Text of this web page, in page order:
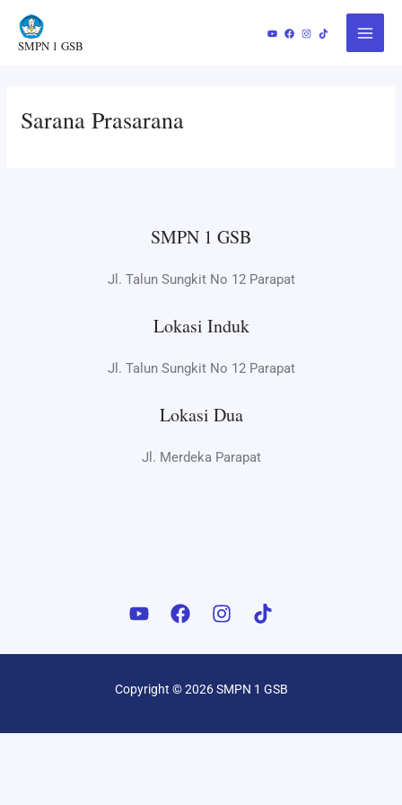
kontenSMPN 1 GSB
Main
Menu
Sarana Prasarana
SMPN 1 GSB
Jl. Talun Sungkit No 12 Parapat
Lokasi Induk
Jl. Talun Sungkit No 12 Parapat
Lokasi Dua
Jl. Merdeka Parapat
Copyright © 2026 SMPN 1 GSB